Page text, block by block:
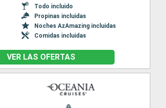
Todo incluido
Propinas incluidas
Noches AzAmazing incluidas
Comidas incluidas
VER LAS OFERTAS